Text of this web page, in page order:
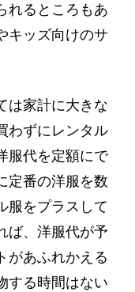
れるところもあ
キッズ向けのサ
は家計に大きな
わずにレンタル
服代を定額にで
定番の洋服を数
服をプラスして
ば、洋服代が予
があふれかえる
する時間はない